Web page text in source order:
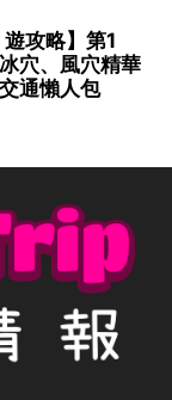
遊攻略】第1
穴、風穴精華
通懶人包